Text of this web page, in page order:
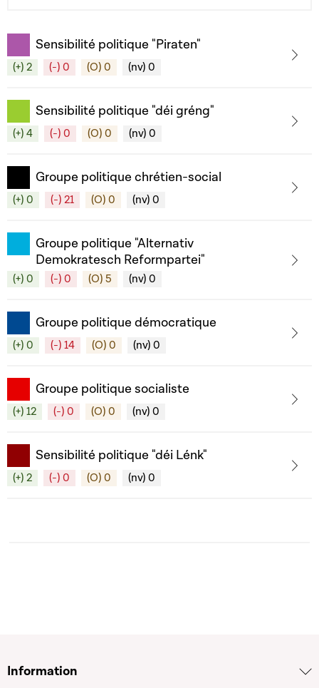
Sensibilité politique "Piraten"
(+) 2 (-) 0 (O) 0 (nv) 0
Sensibilité politique "déi gréng"
(+) 4 (-) 0 (O) 0 (nv) 0
Groupe politique chrétien-social
(+) 0 (-) 21 (O) 0 (nv) 0
Groupe politique "Alternativ
Demokratesch Reformpartei"
(+) 0 (-) 0 (O) 5 (nv) 0
Groupe politique démocratique
(+) 0 (-) 14 (O) 0 (nv) 0
Groupe politique socialiste
(+) 12 (-) 0 (O) 0 (nv) 0
Sensibilité politique "déi Lénk"
(+) 2 (-) 0 (O) 0 (nv) 0
Information